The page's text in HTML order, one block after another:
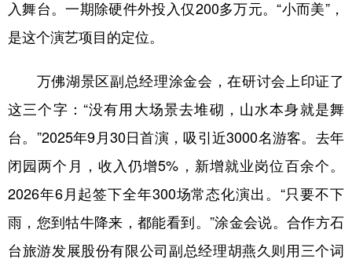
入舞台。一期除硬件外投入仅200多万元。“小而美”，
是这个演艺项目的定位。
万佛湖景区副总经理涂金会，在研讨会上印证了
这三个字：“没有用大场景去堆砌，山水本身就是舞
台。”2025年9月30日首演，吸引近3000名游客。去年
闭园两个月，收入仍增5%，新增就业岗位百余个。
2026年6月起签下全年300场常态化演出。“只要不下
雨，您到牯牛降来，都能看到。”涂金会说。合作方石
台旅游发展股份有限公司副总经理胡燕久则用三个词